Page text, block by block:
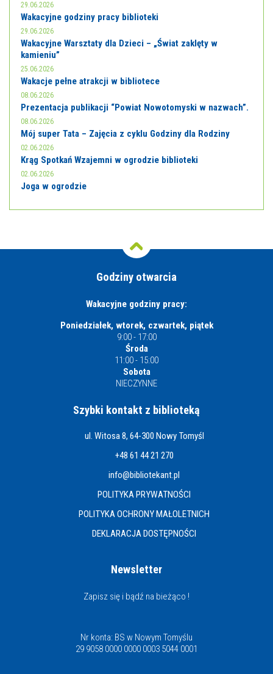
29.06.2026
Wakacyjne godziny pracy biblioteki
29.06.2026
Wakacyjne Warsztaty dla Dzieci – „Świat zaklęty w
kamieniu”
25.06.2026
Wakacje pełne atrakcji w bibliotece
08.06.2026
Prezentacja publikacji “Powiat Nowotomyski w nazwach”.
08.06.2026
Mój super Tata – Zajęcia z cyklu Godziny dla Rodziny
02.06.2026
Krąg Spotkań Wzajemni w ogrodzie biblioteki
02.06.2026
Joga w ogrodzie
Godziny otwarcia
Wakacyjne godziny pracy:
Poniedziałek, wtorek, czwartek, piątek
9:00 - 17:00
Środa
11:00 - 15:00
Sobota
NIECZYNNE
Szybki kontakt z biblioteką
ul. Witosa 8, 64-300 Nowy Tomyśl
+48 61 44 21 270
info@bibliotekant.pl
POLITYKA PRYWATNOŚCI
POLITYKA OCHRONY MAŁOLETNICH
DEKLARACJA DOSTĘPNOŚCI
Newsletter
Zapisz się i bądź na bieżąco !
Nr konta: BS w Nowym Tomyślu
29 9058 0000 0000 0003 5044 0001